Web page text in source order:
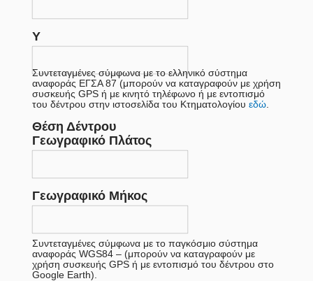
Y
Συντεταγμένες σύμφωνα με το ελληνικό σύστημα
αναφοράς ΕΓΣΑ 87 (μπορούν να καταγραφούν με χρήση
συσκευής GPS ή με κινητό τηλέφωνο ή με εντοπισμό
του δέντρου στην ιστοσελίδα του Κτηματολογίου εδώ
Θέση Δέντρου
Γεωγραφικό Πλάτος
Γεωγραφικό Μήκος
Συντεταγμένες σύμφωνα με το παγκόσμιο σύστημα
αναφοράς WGS84 – (μπορούν να καταγραφούν με
χρήση συσκευής GPS ή με εντοπισμό του δέντρου στο
Google Earth).